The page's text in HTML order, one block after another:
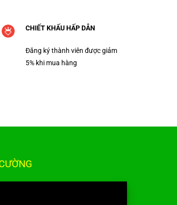
CHIẾT KHẤU HẤP DẪN
Đăng ký thành viên được giảm
5% khi mua hàng